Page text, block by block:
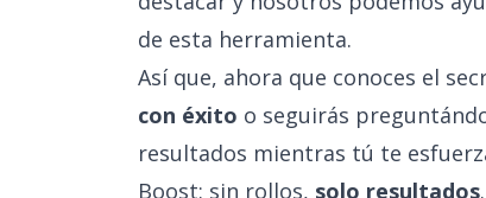
de esta herramienta.
Así que, ahora que conoces el
con éxito o seguirás
resultados mientras tú te
Boost: sin rollos, solo resultados